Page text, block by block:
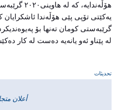
هۆڵەندایە،
یەكێتی تۆپی پێی هۆڵەندا ئاشكرایان
گرێبەستی كومان تەنها بۆ
لە پێناو ئەو یانەیە دەست لە كار
تحديثات
أعلان